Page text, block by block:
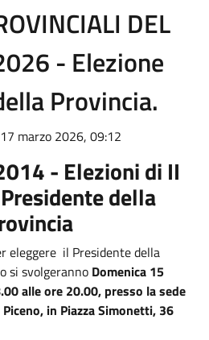
DEL
- Elezione
Provincia.
marzo 2026, 09:12
- Elezioni di II
della
eleggere il Presidente della
si svolgeranno Domenica 15
alle ore 20.00, presso la sede
in PiazzaSimonetti, 36